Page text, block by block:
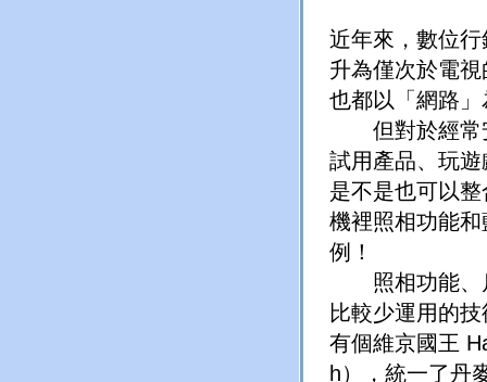
近年來，數位
升為僅次於電
也都以「網路
但對於經常安
試用產品、玩
是不是也可以
機裡照相功能
例！
照相功能、戶
比較少運用的
有個維京國王
h），統一了丹